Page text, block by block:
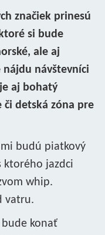
značiek prinesú
si bude
ale aj
návštevníci
aj bohatý
či detská zóna pre
budú piatkový
ktorého jazdci
whip.
vatru.
konať